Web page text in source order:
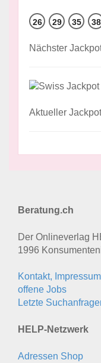
26 29 35 38
Nächster
Aktueller
Beratung.ch
Der Onlineverlag
1996
Kontakt, Impressum
offene Jobs
Letzte
HELP-Netzwerk
Adressen Shop